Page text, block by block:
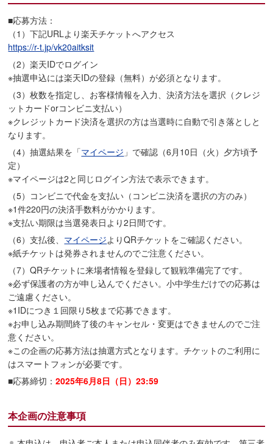
■応募方法：
（1）下記URLより楽天チケットへアクセス
https://r-t.jp/vk20aitksit
（2）楽天IDでログイン
※抽選申込には楽天IDの登録（無料）が必須となります。
（3）枚数を指定し、お客様情報を入力、決済方法を選択（クレジ
ットカードorコンビニ支払い）
※クレジットカード決済を選択の方は当選時に自動で引き落としと
なります。
（4）抽選結果を「マイページ 」で確認（6月10日（火）夕方頃予
定）
※マイページは2と同じログイン方法で表示できます。
（5）コンビニで代金を支払い（コンビニ決済を選択の方のみ）
※1件220円の決済手数料がかかります。
※支払い期限は当選発表日より2日間です。
（6）支払後、 マイページよりQRチケットをご確認ください。
※紙チケットは発券されませんのでご注意ください。
（7）QRチケットに来場者情報を登録して観戦準備完了です。
※必ず保護者の方が申し込んでください。小中学生だけでの応募は
ご遠慮ください。
※1IDにつき１回限り5枚まで応募できます。
※お申し込み期間終了後のキャンセル・変更はできませんのでご注
意ください。
※この企画の応募方法は抽選方式となります。チケットのご利用に
はスマートフォンが必要です。
■応募締切：2025年6月8日（日）23:59
本企画の注意事項